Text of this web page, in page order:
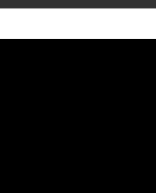
si testate conform
capace se preteaza